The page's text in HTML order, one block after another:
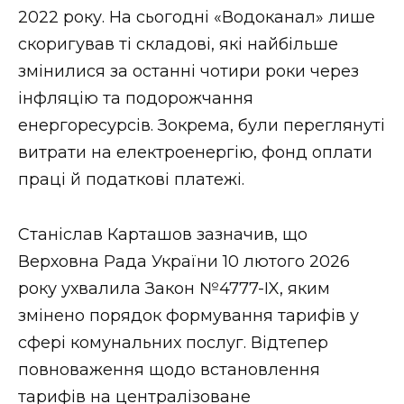
ВІДЕО
2022 року. На сьогодні «Водоканал» лише
скоригував ті складові, які найбільше
змінилися за останні чотири роки через
інфляцію та подорожчання
енергоресурсів. Зокрема, були переглянуті
витрати на електроенергію, фонд оплати
праці й податкові платежі.
Станіслав Карташов зазначив, що
Верховна Рада України 10 лютого 2026
року ухвалила Закон №4777-IX, яким
змінено порядок формування тарифів у
сфері комунальних послуг. Відтепер
повноваження щодо встановлення
тарифів на централізоване